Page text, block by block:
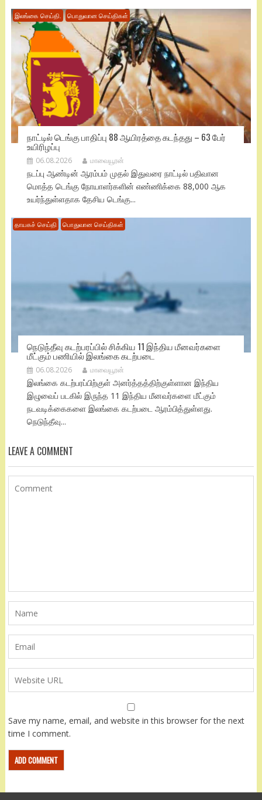
இலங்கை செய்தி. பொதுவான செய்திகள்
நாட்டில் டெங்கு பாதிப்பு 88 ஆயிரத்தை கடந்தது – 63 பேர்
உயிரிழப்பு
06.08.2026 மாவையூரன்
நடப்பு ஆண்டின் ஆரம்பம் முதல் இதுவரை நாட்டில் பதிவான
மொத்த டெங்கு நோயாளர்களின் எண்ணிக்கை 88,000 ஆக
உயர்ந்துள்ளதாக தேசிய டெங்கு...
தாயகச் செய்தி பொதுவான செய்திகள்
நெடுந்தீவு கடற்பரப்பில் சிக்கிய 11 இந்திய மீனவர்களை
மீட்கும் பணியில் இலங்கை கடற்படை
06.08.2026 மாவையூரன்
இலங்கை கடற்பரப்பிற்குள் அனர்த்தத்திற்குள்ளான இந்திய
இழுவைப் படகில் இருந்த 11 இந்திய மீனவர்களை மீட்கும்
நடவடிக்கைகளை இலங்கை கடற்படை ஆரம்பித்துள்ளது.
நெடுந்தீவு...
LEAVE A COMMENT
Save my name, email, and website in this browser for the next
time I comment.